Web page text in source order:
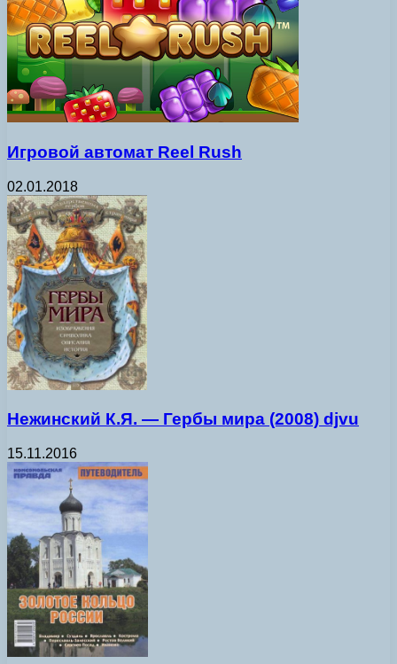
Игровой автомат Reel Rush
02.01.2018
Нежинский К.Я. — Гербы мира (2008) djvu
15.11.2016